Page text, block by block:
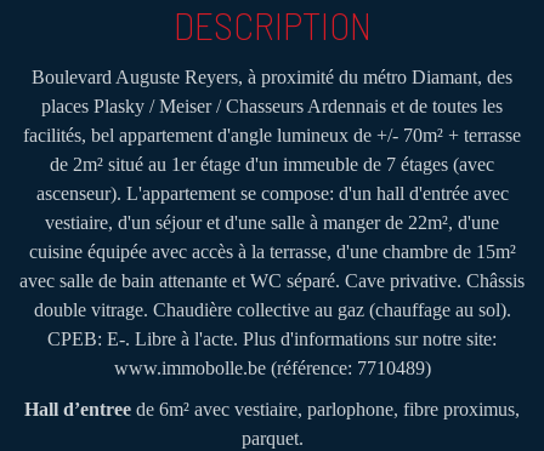
DESCRIPTION
Boulevard Auguste Reyers, à proximité du métro Diamant, des
places Plasky / Meiser / Chasseurs Ardennais et de toutes les
facilités, bel appartement d'angle lumineux de +/- 70m² + terrasse
de 2m² situé au 1er étage d'un immeuble de 7 étages (avec
ascenseur). L'appartement se compose: d'un hall d'entrée avec
vestiaire, d'un séjour et d'une salle à manger de 22m², d'une
cuisine équipée avec accès à la terrasse, d'une chambre de 15m²
avec salle de bain attenante et WC séparé. Cave privative. Châssis
double vitrage. Chaudière collective au gaz (chauffage au sol).
CPEB: E-. Libre à l'acte. Plus d'informations sur notre site:
www.immobolle.be (référence: 7710489)
Hall d’entree de 6m² avec vestiaire, parlophone, fibre proximus,
parquet.